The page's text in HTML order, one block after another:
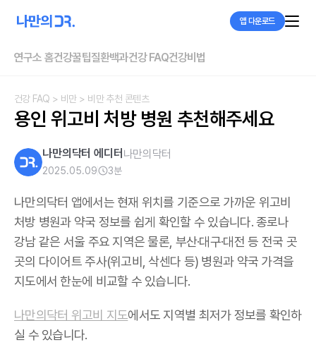
앱 다운로드
연구소 홈건강꿀팁질환백과건강 FAQ건강비법
건강 FAQ > 비만> 비만 추천 콘텐츠
용인 위고비 처방 병원 추천해주세요
나만의닥터 에디터 나만의닥터
2025.05.09 3분
나만의닥터 앱에서는 현재 위치를 기준으로 가까운 위고비
처방 병원과 약국 정보를 쉽게 확인할 수 있습니다. 종로나
강남 같은 서울 주요 지역은 물론, 부산·대구·대전 등 전국 곳
곳의 다이어트 주사(위고비, 삭센다 등) 병원과 약국 가격을
지도에서 한눈에 비교할 수 있습니다.
나만의닥터 위고비 지도에서도 지역별 최저가 정보를 확인하
실 수 있습니다.